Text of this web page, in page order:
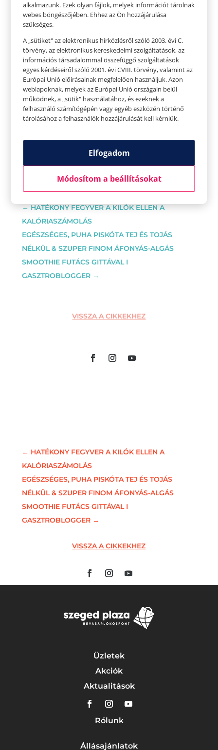
sportolóknak, ahol specifikus témakörökben,
specifikus ászana sorozatokkal segíti a
sportolókat, hogy a jógával javítsák
teljesítményüket és csökkentsék a sérülés
lehetőségét. Legnagyobb küldetésének
jógaoktatóként azt érzi, hogy megmutassa a
vele gyakorlóknak, hogy minden lehetséges
és hogy sokszor sokkal többre vagyunk
képesek, mint azt elsőre gondoljuk.
Ha szeretnél többet tudni Sofieról vagy
ellátogatni az óráira:
← HATÉKONY FEGYVER A KILÓK ELLEN A
KALÓRIASZÁMOLÁS
EGÉSZSÉGES, PUHA PISKÓTA TEJ ÉS TOJÁS
NÉLKÜL & SZUPER FINOM ÁFONYÁS-ALGÁS
SMOOTHIE FUTÁCS GITTÁVAL I
GASZTROBLOGGER→
VISSZA A CIKKEKHEZ
← HATÉKONY FEGYVER A KILÓK ELLEN A
KALÓRIASZÁMOLÁS
EGÉSZSÉGES, PUHA PISKÓTA TEJ ÉS TOJÁS
NÉLKÜL & SZUPER FINOM ÁFONYÁS-ALGÁS
SMOOTHIE FUTÁCS GITTÁVAL I
GASZTROBLOGGER→
VISSZA A CIKKEKHEZ
Üzletek
Akciók
Aktualitások
Rólunk
Állásajánlatok
alkalmazunk. Ezek olyan fájlok, melyek információt tárolnak
webes böngészőjében. Ehhez az Ön hozzájárulása
szükséges.
A „sütiket" az elektronikus hírközlésről szóló 2003. évi C.
törvény, az elektronikus kereskedelmi szolgáltatások, az
információs társadalommal összefüggő szolgáltatások
egyes kérdéseiről szóló 2001. évi CVIII. törvény, valamint az
Európai Unió előírásainak megfelelően használjuk. Azon
weblapoknak, melyek az Európai Unió országain belül
működnek, a „sütik" használatához, és ezeknek a
felhasználó számítógépén vagy egyéb eszközén történő
tárolásához a felhasználók hozzájárulását kell kérniük.
Elfogadom
Módosítom a beállításokat